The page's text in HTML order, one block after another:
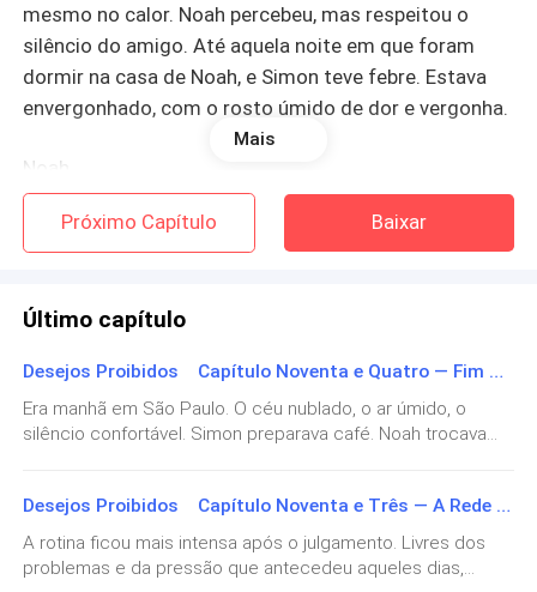
mesmo no calor. Noah percebeu, mas respeitou o
silêncio do amigo. Até aquela noite em que foram
dormir na casa de Noah, e Simon teve febre. Estava
envergonhado, com o rosto úmido de dor e vergonha.
Noah
— Simon, você está bem? — Pergunto, minha voz
carregada de preocupação.
— Vai dormir, Noah. Eu estou bem... uhmmm.
Seu tom soa arrastado, e uma expressão de
desconforto cruza seu rosto.
gemendo? Está sentindo dor? Você está suando pra
caramba.
Mais
Próximo Capítulo Baixar
Último capítulo
Desejos Proibidos Capítulo Noventa e Quatro — Fim da Jornada
Era manhã em São Paulo. O céu nublado, o ar úmido, o
silêncio confortável. Simon preparava café. Noah trocava
Romeu Santana havia assumido a Benson & Co. A fusão
com a Vértice avançava com ética e transparência e nome
Benson, antes sinônimo de poder e silêncio, agora era
símbolo de reparação. Simon e Noah se dedicavam
Desejos Proibidos Capítulo Noventa e Três — A Rede se expandiu
A rotina ficou mais intensa após o julgamento. Livres dos
problemas e da pressão que antecedeu aqueles dias,